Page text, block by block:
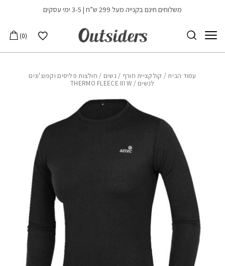
Skip to Contentמשלוחים חינם בקנייה מעל 299 ש”ח | 3-5 ימי עסקים
הרשימה שלי
0
עמוד הבית/ קולקציית חורף / נשים / חולצות פליסים וקפוצ'ונים
לנשים / THERMO FLEECE III W